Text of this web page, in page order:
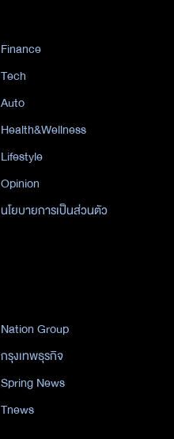
Finance
Tech
Auto
Health&Wellness
Lifestyle
Opinion
นโยบายการเป็นส่วนตัว
Nation Group
กรุงเทพธุรกิจ
Spring News
Tnews